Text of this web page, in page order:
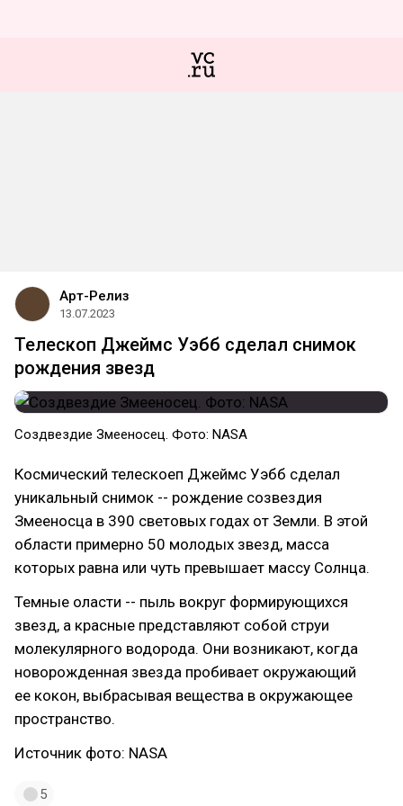
Арт-Релиз
13.07.2023
Телескоп Джеймс Уэбб сделал снимок
рождения звезд
Создвездие Змееносец. Фото: NASA
Космический телескоеп Джеймс Уэбб сделал
уникальный снимок -- рождение созвездия
Змееносца в 390 световых годах от Земли. В этой
области примерно 50 молодых звезд, масса
которых равна или чуть превышает массу Солнца.
Темные оласти -- пыль вокруг формирующихся
звезд, а красные представляют собой струи
молекулярного водорода. Они возникают, когда
новорожденная звезда пробивает окружающий
ее кокон, выбрасывая вещества в окружающее
пространство.
Источник фото: NASA
5